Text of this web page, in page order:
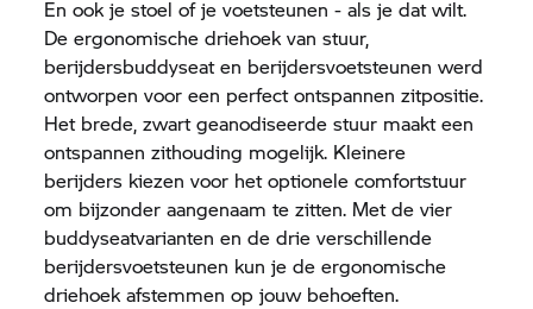
En ook je stoel of je voetsteunen - als je dat wilt.
De ergonomische driehoek van stuur,
berijdersbuddyseat en berijdersvoetsteunen werd
ontworpen voor een perfect ontspannen zitpositie.
Het brede, zwart geanodiseerde stuur maakt een
ontspannen zithouding mogelijk. Kleinere
berijders kiezen voor het optionele comfortstuur
om bijzonder aangenaam te zitten. Met de vier
buddyseatvarianten en de drie verschillende
berijdersvoetsteunen kun je de ergonomische
driehoek afstemmen op jouw behoeften.